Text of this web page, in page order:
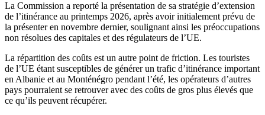
La Commission a reporté la présentation de sa stratégie d’extension
de l’itinérance au printemps 2026, après avoir initialement prévu de
la présenter en novembre dernier, soulignant ainsi les préoccupations
non résolues des capitales et des régulateurs de l’UE.
La répartition des coûts est un autre point de friction. Les touristes
de l’UE étant susceptibles de générer un trafic d’itinérance important
en Albanie et au Monténégro pendant l’été, les opérateurs d’autres
pays pourraient se retrouver avec des coûts de gros plus élevés que
ce qu’ils peuvent récupérer.